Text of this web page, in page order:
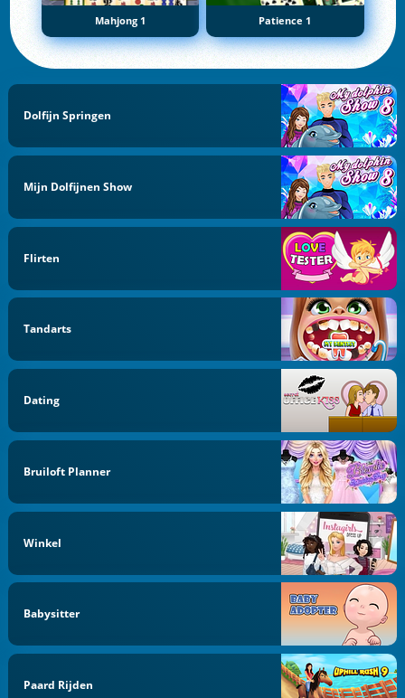
Mahjong 1 Patience 1
Dolfijn Springen
Mijn Dolfijnen Show
Flirten
Tandarts
Dating
Bruiloft Planner
Winkel
Babysitter
Paard Rijden